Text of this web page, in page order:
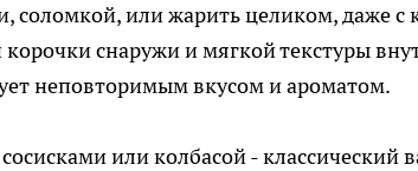
соломкой, или жарить целиком, даже с
снаружи и мягкой текстуры
неповторимым вкусом и ароматом.
или колбасой - классический